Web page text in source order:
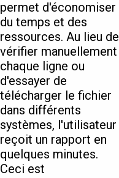
permet d'économiser
du temps et des
ressources. Au lieu de
vérifier manuellement
chaque ligne ou
d'essayer de
télécharger le fichier
dans différents
systèmes, l'utilisateur
reçoit un rapport en
quelques minutes.
Ceci est